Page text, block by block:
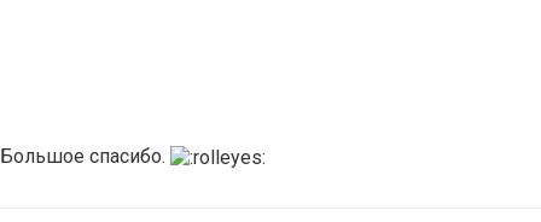
Большое спасибо.